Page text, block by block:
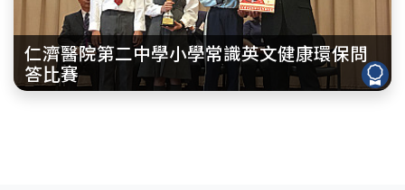
仁濟醫院第二中學小學常識英文健康環保問
答比賽